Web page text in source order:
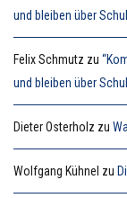
und bleiben über
Felix Schmutz zu
und bleiben über
Dieter Osterholz zu
Wolfgang Kühnel zu